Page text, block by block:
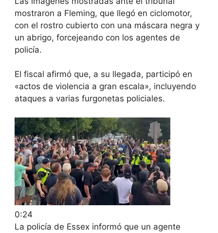
mostraron a Fleming, que llegó en ciclomotor,
con el rostro cubierto con una máscara negra y
un abrigo, forcejeando con los agentes de
policía.
El fiscal afirmó que, a su llegada, participó en
«actos de violencia a gran escala», incluyendo
ataques a varias furgonetas policiales.
0:24
La policía de Essex informó que un agente